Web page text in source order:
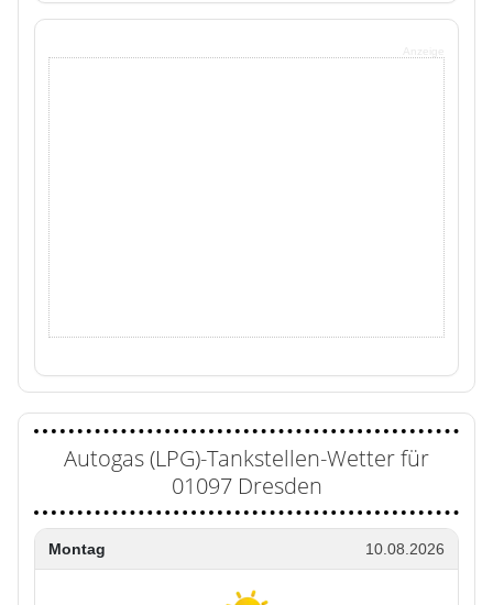
Autogas (LPG)-Tankstellen-Wetter für
01097 Dresden
Montag 10.08.2026